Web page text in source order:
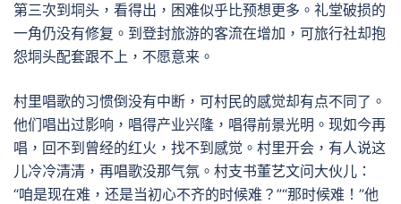
第三次到垌头，看得出，困难似乎比预想更多。礼堂破损的
一角仍没有修复。到登封旅游的客流在增加，可旅行社却抱
怨垌头配套跟不上，不愿意来。
村里唱歌的习惯倒没有中断，可村民的感觉却有点不同了。
他们唱出过影响，唱得产业兴隆，唱得前景光明。现如今再
唱，回不到曾经的红火，找不到感觉。村里开会，有人说这
儿冷冷清清，再唱歌没那气氛。村支书董艺文问大伙儿：
“咱是现在难，还是当初心不齐的时候难？”“那时候难！”他